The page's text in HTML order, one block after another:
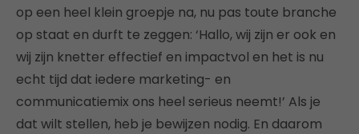
op een heel klein groepje na, nu pas toute branche
op staat en durft te zeggen: ‘Hallo, wij zijn er ook en
wij zijn knetter effectief en impactvol en het is nu
echt tijd dat iedere marketing- en
communicatiemix ons heel serieus neemt!’ Als je
dat wilt stellen, heb je bewijzen nodig. En daarom